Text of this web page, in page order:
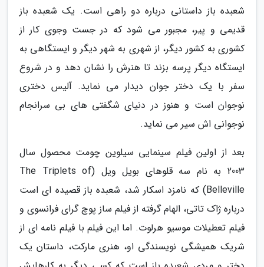
شعبده باز داستانی درباره دو راهی است. یک شعبده باز
قدیمی و پیر، مجبور می شود که در جست وجوی کار از
کشوری به کشور دیگر، از شهری به شهر دیگر و ایستگاهی به
ایستگاه دیگر پرسه بزند تا هنرش را نشان دهد و در شروع
سفر با یک دختر جوان دیدار می نماید. آلیس دختری
نوجوان است و هنوز در دنیای شگفتی های بی سرانجام
نوجوانی اش سیر می نماید.
بعد از اولین فیلم سینمایی سیلوین چومت محصول سال
2003 به نام سه قلوهای بویل ویل (The Triplets of
Belleville) که نامزد اسکار شد، شعبده باز قصیده ای است
درباره ژاک تاتی، الهام گرفته از فیلم ساز پوچ گرای فرانسوی و
فیلم تعطیلات موسیو هرلوت. اما این فیلم با فیلم نامه ای از
شریک همیشگی نویسندگی او، هنری مارکت، داستان یک